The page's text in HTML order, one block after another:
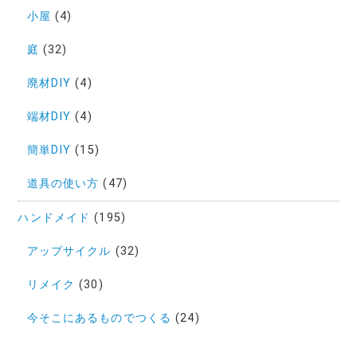
小屋 (4)
庭 (32)
廃材DIY (4)
端材DIY (4)
簡単DIY (15)
道具の使い方 (47)
ハンドメイド (195)
アップサイクル (32)
リメイク (30)
今そこにあるものでつくる (24)